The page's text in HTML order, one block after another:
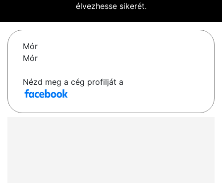
élvezhesse sikerét.
Mór
Mór
Nézd meg a cég profilját a